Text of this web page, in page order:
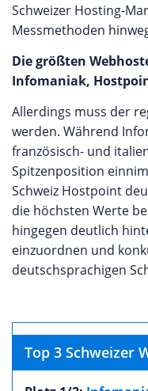
Schweizer Hosting-
Messmethoden
Die größten
Infomaniak,
Allerdings muss der
werden. Während
französisch- und
Spitzenposition
Schweiz Hostpoint
die höchsten Werte
hingegen deutlich
einzuordnen und
deutschsprachigen
Top 3 Schweizer